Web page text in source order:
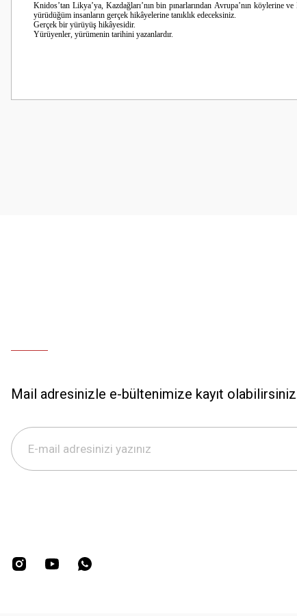
Knidos’tan Likya’ya, Kazdağları’nın bin pınarlarından Avrupa’nın köylerine
yürüdüğüm insanların gerçek hikâyelerine tanıklık edeceksiniz.
Gerçek bir yürüyüş hikâyesidir.
Yürüyenler, yürümenin tarihini yazanlardır.
Görüş ve önerileriniz için teşekkür ederiz.
Mail adresinizle e-bültenimize kayıt